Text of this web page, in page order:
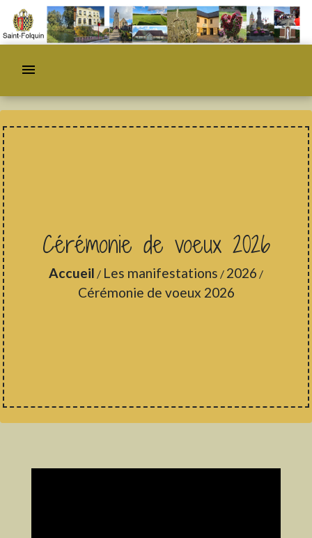
menu
Cérémonie de voeux 2026
Accueil / Les manifestations / 2026 /
Cérémonie de voeux 2026